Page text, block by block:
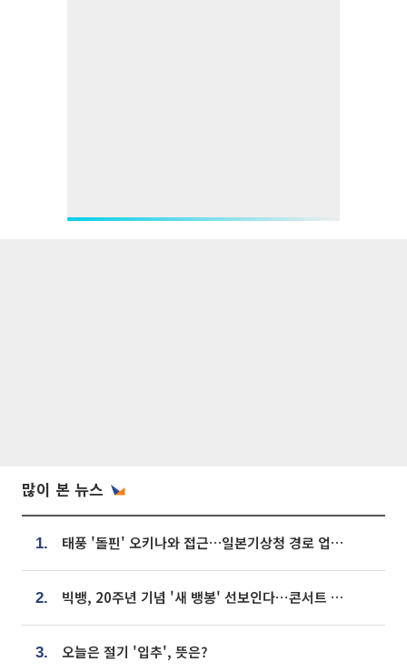
많이 본 뉴스
1. 태풍 '돌핀' 오키나와 접근…일본기상청 경로 업데이트
2. 빅뱅, 20주년 기념 '새 뱅봉' 선보인다⋯콘서트 앞두고 팝업 개최
3. 오늘은 절기 '입추', 뜻은?